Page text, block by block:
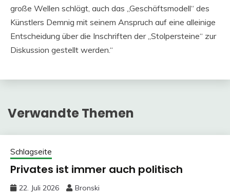
große Wellen schlägt, auch das „Geschäftsmodell“ des
Künstlers Demnig mit seinem Anspruch auf eine alleinige
Entscheidung über die Inschriften der „Stolpersteine“ zur
Diskussion gestellt werden.“
Verwandte Themen
Schlagseite
Privates ist immer auch politisch
22. Juli 2026 Bronski